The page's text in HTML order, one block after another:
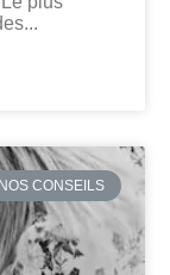
NOS CONSEILS